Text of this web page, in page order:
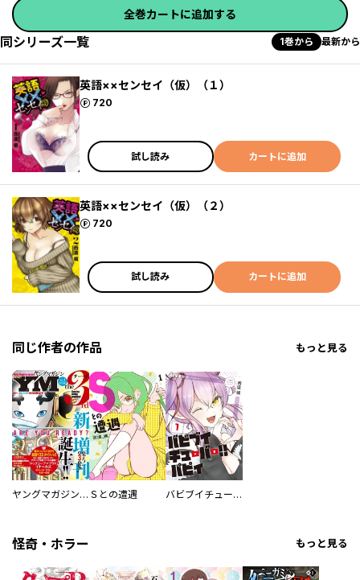
全巻カートに追加する
同シリーズ一覧 1巻から 最新から
英語××センセイ（仮）（１）
720
ポイント
試し読み カートに追加
英語××センセイ（仮）（２）
720
ポイント
試し読み カートに追加
同じ作者の作品 もっと見る
ヤングマガジン サード Ｓとの遭遇 バビブイチューバー！！ パピィ
怪奇・ホラー もっと見る